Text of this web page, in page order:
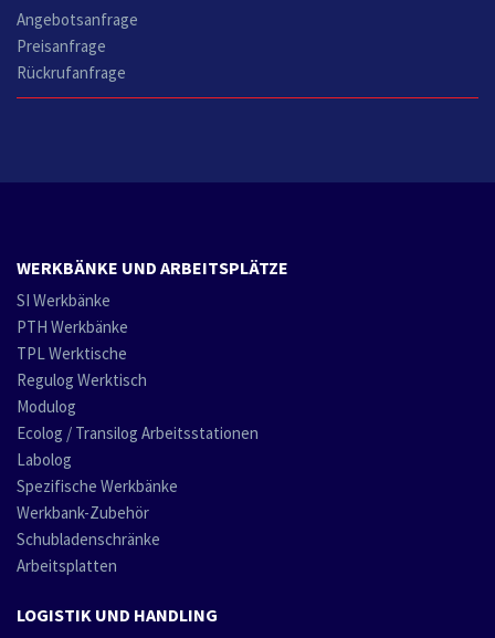
Angebotsanfrage
Preisanfrage
Rückrufanfrage
WERKBÄNKE UND ARBEITSPLÄTZE
SI Werkbänke
PTH Werkbänke
TPL Werktische
Regulog Werktisch
Modulog
Ecolog / Transilog Arbeitsstationen
Labolog
Spezifische Werkbänke
Werkbank-Zubehör
Schubladenschränke
Arbeitsplatten
LOGISTIK UND HANDLING